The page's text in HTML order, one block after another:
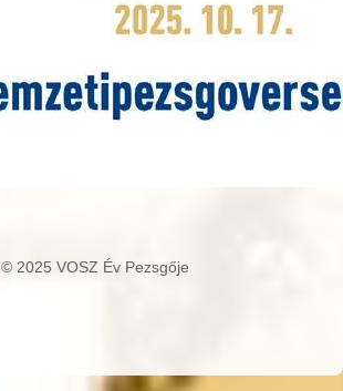
© 2025 VOSZ Év Pezsgője